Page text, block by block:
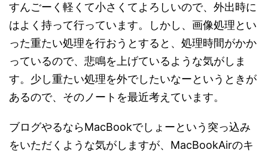
すんごーく軽くて小さくてよろしいので、外出時に
はよく持って行っています。しかし、画像処理とい
った重たい処理を行おうとすると、処理時間がかか
っているので、悲鳴を上げているような気がしま
す。少し重たい処理を外でしたいなーというときが
あるので、そのノートを最近考えています。
ブログやるならMacBookでしょーという突っ込み
をいただくような気がしますが、MacBookAirのキ